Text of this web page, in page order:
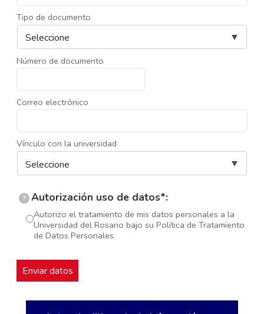
Tipo de documento
Número de documento
Correo electrónico
Vínculo con la universidad
? Autorización uso de datos*:
Autorizo el tratamiento de mis datos personales a la
Universidad del Rosario bajo su Política de Tratamiento
de Datos Personales.